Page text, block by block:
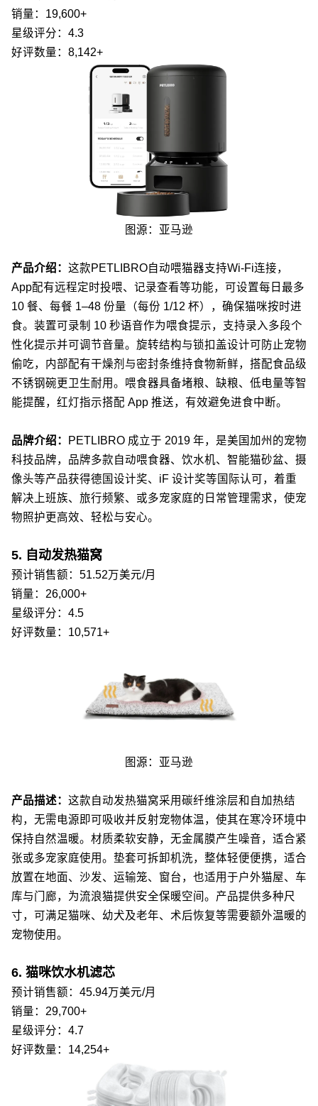
销量：19,600+
星级评分：4.3
好评数量：8,142+
图源：亚马逊
产品介绍： 这款PETLIBRO自动喂猫器支持Wi-Fi连接，
App配有远程定时投喂、记录查看等功能，可设置每日最多
10 餐、每餐 1–48 份量（每份 1/12 杯），确保猫咪按时进
食。装置可录制 10 秒语音作为喂食提示，支持录入多段个
性化提示并可调节音量。旋转结构与锁扣盖设计可防止宠物
偷吃，内部配有干燥剂与密封条维持食物新鲜，搭配食品级
不锈钢碗更卫生耐用。喂食器具备堵粮、缺粮、低电量等智
能提醒，红灯指示搭配 App 推送，有效避免进食中断。
品牌介绍：
PETLIBRO 成立于 2019 年，是美国加州的宠物
科技品牌，品牌多款自动喂食器、饮水机、智能猫砂盆、摄
像头等产品获得德国设计奖、iF 设计奖等国际认可，着重
解决上班族、旅行频繁、或多宠家庭的日常管理需求，使宠
物照护更高效、轻松与安心。
5. 自动发热猫窝
预计销售额：51.52万美元/月
销量：26,000+
星级评分：4.5
好评数量：10,571+
图源：亚马逊
产品描述： 这款自动发热猫窝采用碳纤维涂层和自加热结
构，无需电源即可吸收并反射宠物体温，使其在寒冷环境中
保持自然温暖。材质柔软安静，无金属膜产生噪音，适合紧
张或多宠家庭使用。垫套可拆卸机洗，整体轻便便携，适合
放置在地面、沙发、运输笼、窗台，也适用于户外猫屋、车
库与门廊，为流浪猫提供安全保暖空间。产品提供多种尺
寸，可满足猫咪、幼犬及老年、术后恢复等需要额外温暖的
宠物使用。
6. 猫咪饮水机滤芯
预计销售额：45.94万美元/月
销量：29,700+
星级评分：4.7
好评数量：14,254+